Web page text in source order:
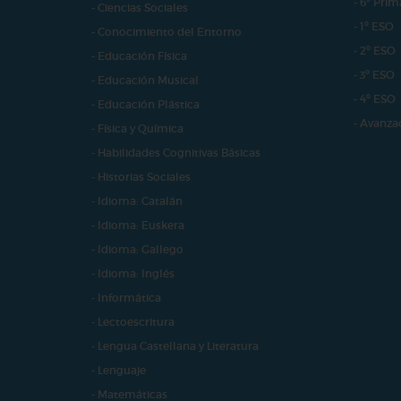
- Ciencias Sociales
- Conocimiento del Entorno
- Educación Física
- Educación Musical
- Educación Plástica
- Física y Química
- Habilidades Cognitivas Básicas
- Historias Sociales
- Idioma: Catalán
- Idioma: Euskera
- Idioma: Gallego
- Idioma: Inglés
- Informática
- Lectoescritura
- Lengua Castellana y Literatura
- Lenguaje
- Matemáticas
- 1º ESO
- 2º ESO
- 3º ESO
- 4º ESO
-